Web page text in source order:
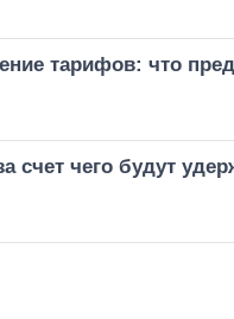
тарифов: что
счет чего будут